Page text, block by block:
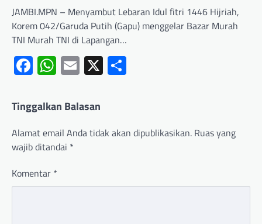
JAMBI.MPN – Menyambut Lebaran Idul fitri 1446 Hijriah,
Korem 042/Garuda Putih (Gapu) menggelar Bazar Murah
TNI Murah TNI di Lapangan…
Facebook
WhatsApp
Email
X
Tinggalkan Balasan
Alamat email Anda tidak akan dipublikasikan. Ruas yang
wajib ditandai *
Komentar *